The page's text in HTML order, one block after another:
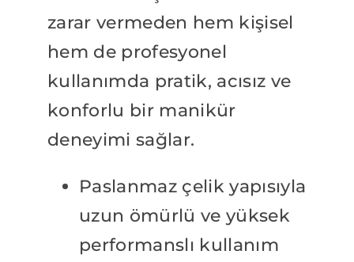
zarar vermeden hem kişisel
hem de profesyonel
kullanımda pratik, acısız ve
konforlu bir manikür
deneyimi sağlar.
Paslanmaz çelik yapısıyla
uzun ömürlü ve yüksek
performanslı kullanım